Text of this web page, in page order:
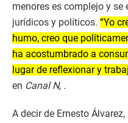
menores es complejo y
jurídicos y políticos. “Yo
humo, creo que
ha acostumbrado a
lugar de reflexionar y
en Canal N, .
A decir de Ernesto